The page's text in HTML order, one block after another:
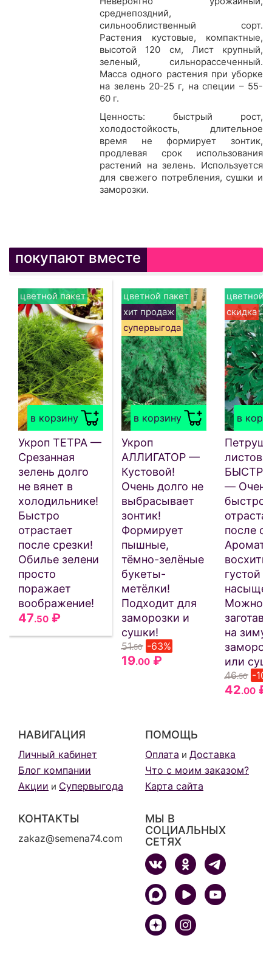
среднепоздний,
сильнооблиственный сорт.
Растения кустовые, компактные,
высотой 120 см, Лист крупный,
зеленый, сильнорассеченный.
Масса одного растения при уборке
на зелень 20-25 г, на специи – 55-
60 г.
Ценность: быстрый рост,
холодостойкость, длительное
время не формирует зонтик,
продлевая срок использования
растений на зелень. Используется
для свежего потребления, сушки и
заморозки.
покупают вместе
в корзину
цветной пакет
Укроп ТЕТРА —
Срезанная
зелень долго
не вянет в
холодильнике!
Быстро
отрастает
после срезки!
Обилье зелени
просто
поражает
воображение!
47.50 ₽
в корзину
цветной пакет
хит продаж
супервыгода
Укроп
АЛЛИГАТОР —
Кустовой!
Очень долго не
выбрасывает
зонтик!
Формирует
пышные,
тёмно-зелёные
букеты-
метёлки!
Подходит для
заморозки и
сушки!
51.50 -63%
19.00 ₽
в
цветной
скидка
— Очень
быстро
после
Аромат
густой и
Можно
на зиму
или
46.50 -
42.00 ₽
НАВИГАЦИЯ
Личный кабинет
Блог компании
Акции и Супервыгода
ПОМОЩЬ
Оплата и Доставка
Что с моим заказом?
Карта сайта
КОНТАКТЫ
zakaz@semena74.com
МЫ В
СОЦИАЛЬНЫХ
СЕТЯХ